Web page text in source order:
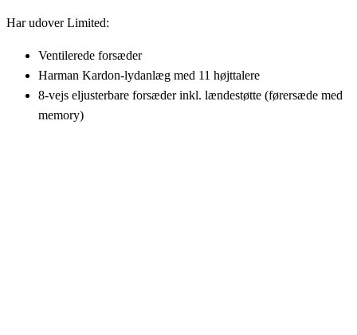
Har udover Limited:
Ventilerede forsæder
Harman Kardon-lydanlæg med 11 højttalere
8-vejs eljusterbare forsæder inkl. lændestøtte (førersæde med
memory)